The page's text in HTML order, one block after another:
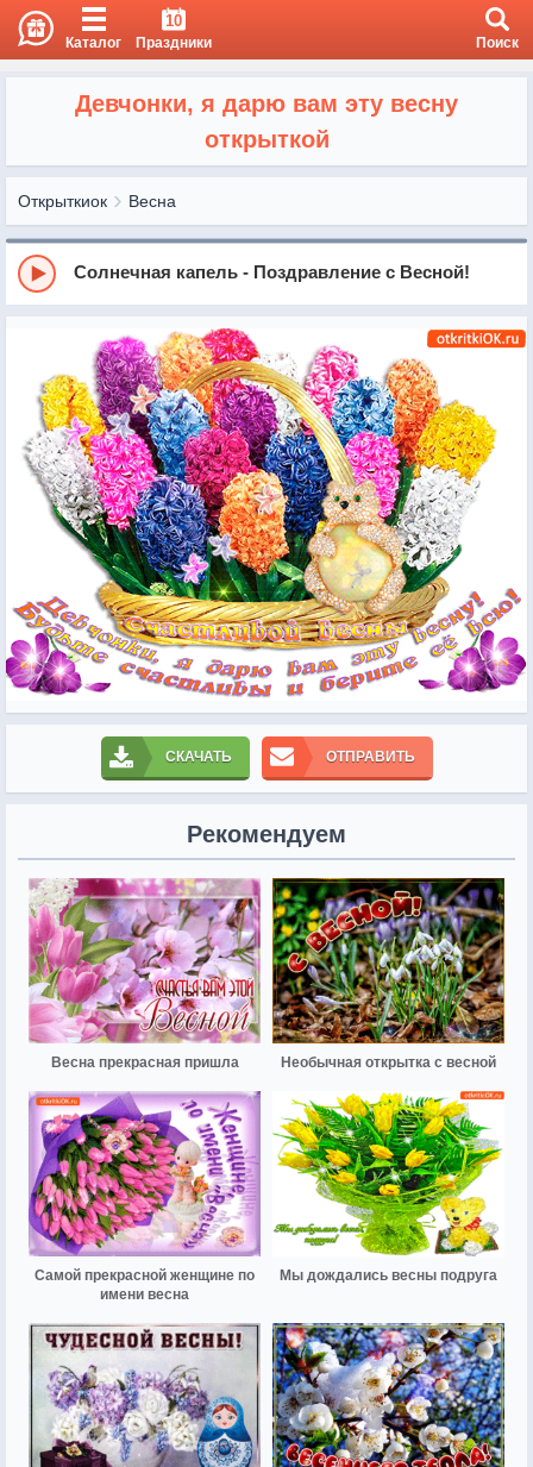
Каталог
10
Праздники Поиск
Девчонки, я дарю вам эту весну
открыткой
Открыткиок Весна
Солнечная капель - Поздравление с Весной!
СКАЧАТЬ ОТПРАВИТЬ
Рекомендуем
Весна прекрасная пришла Необычная открытка с весной
Самой прекрасной женщине по
имени весна
Мы дождались весны подруга